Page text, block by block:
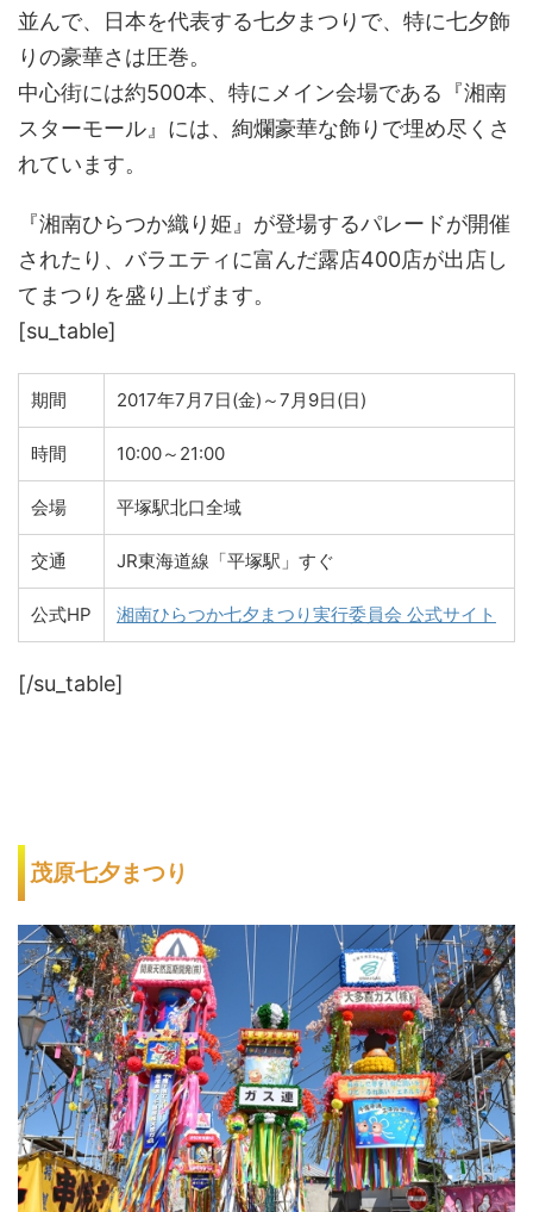
並んで、日本を代表する七夕まつりで、特に七夕飾
りの豪華さは圧巻。
中心街には約500本、特にメイン会場である『湘南
スターモール』には、絢爛豪華な飾りで埋め尽くさ
れています。
『湘南ひらつか織り姫』が登場するパレードが開催
されたり、バラエティに富んだ露店400店が出店し
てまつりを盛り上げます。
[su_table]
期間 2017年7月7日(金)～7月9日(日)
時間 10:00～21:00
会場 平塚駅北口全域
交通 JR東海道線「平塚駅」すぐ
公式HP 湘南ひらつか七夕まつり実行委員会 公式サイト
[/su_table]
茂原七夕まつり